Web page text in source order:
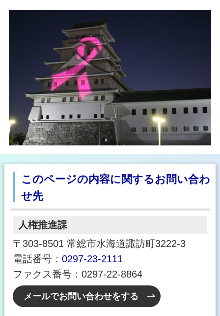
このページの内容に関するお問い合わ
せ先
人権推進課
〒303-8501 常総市水海道諏訪町3222-3
電話番号： 0297-23-2111
ファクス番号：0297-22-8864
メールでお問い合わせをする